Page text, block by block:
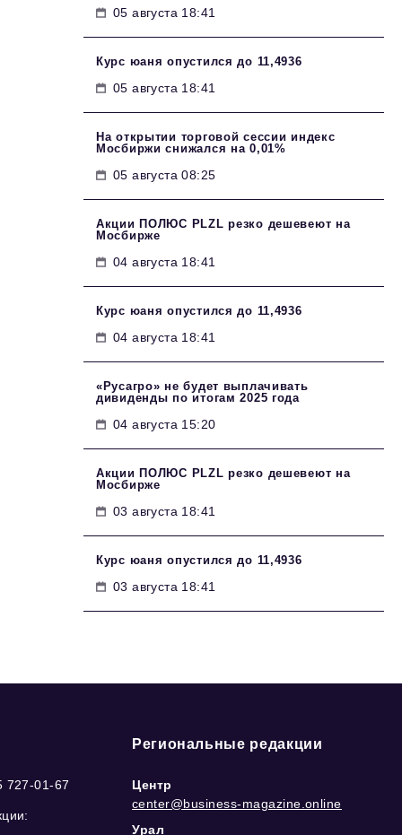
05 августа 18:41
Курс юаня опустился до 11,4936
05 августа 18:41
На открытии торговой сессии индекс
Мосбиржи снижался на 0,01%
05 августа 08:25
Акции ПОЛЮС PLZL резко дешевеют на
Мосбирже
04 августа 18:41
Курс юаня опустился до 11,4936
04 августа 18:41
«Русагро» не будет выплачивать
дивиденды по итогам 2025 года
04 августа 15:20
Акции ПОЛЮС PLZL резко дешевеют на
Мосбирже
03 августа 18:41
Курс юаня опустился до 11,4936
03 августа 18:41
727-01-67
Региональные редакции
Центр
center@business-magazine.online
Урал